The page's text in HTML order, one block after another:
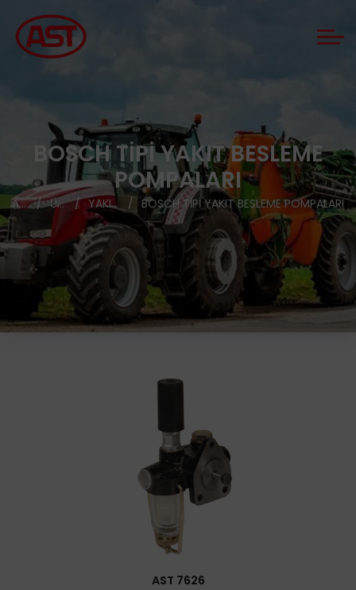
BOSCH TIPI YAKIT BESLEME
POMPALARI
ANASAYFA ÜRÜNLER YAKIT BESLEME POMPALARI BOSCH TIPI YAKIT BESLEME POMPALARI
AST 7626